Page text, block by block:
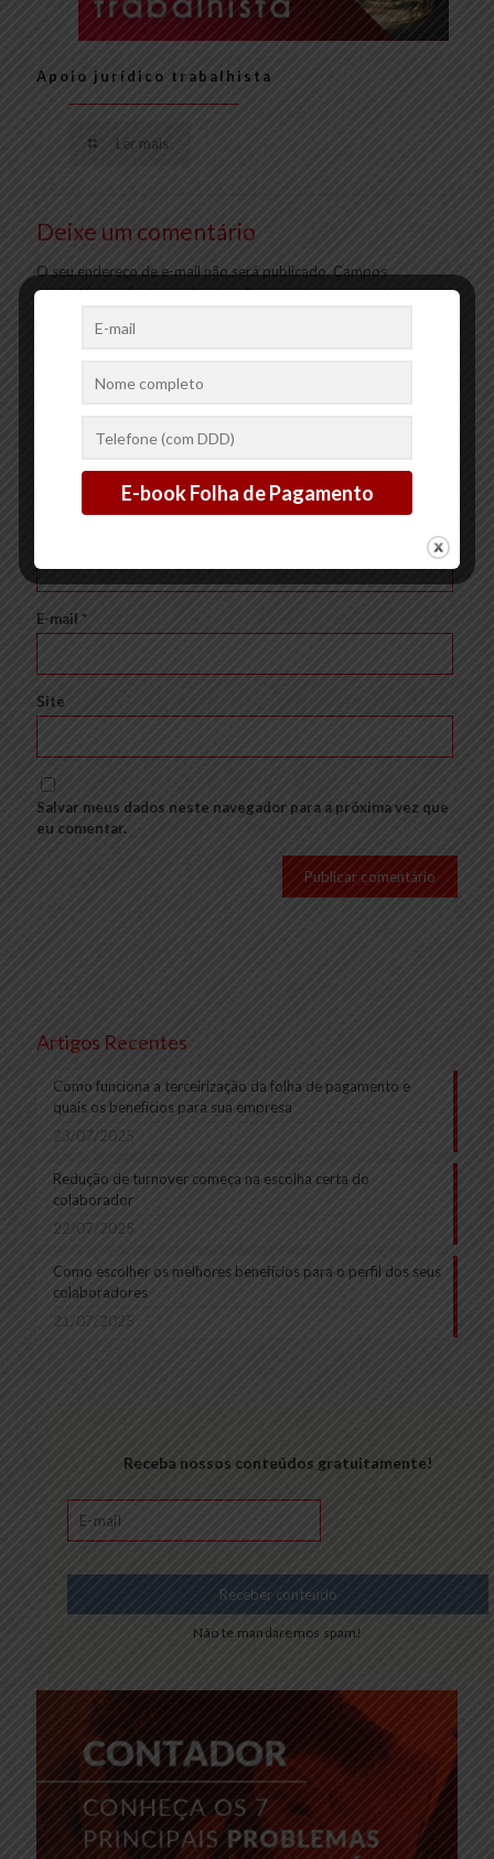
Apoio jurídico trabalhista
Ler mais
Deixe um comentário
O seu endereço de e-mail não será publicado.Campos
obrigatórios são marcados com*
Comentário*
E-mail *
Site
Salvar meus dados neste navegador para a próxima vez que
eu comentar.
Artigos Recentes
Como funciona a terceirização da folha de pagamento e
quais os benefícios para sua empresa
23/07/2025
Redução de turnover começa na escolha certa do
colaborador
22/07/2025
Como escolher os melhores benefícios para o perfil dos seus
colaboradores
21/07/2025
Receba nossos conteúdos gratuitamente!
Não te mandaremos spam!